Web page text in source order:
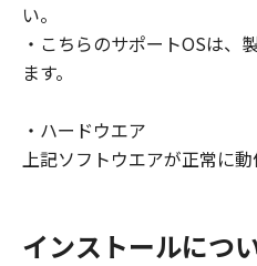
い。
・こちらのサポートOSは、
ます。
・ハードウエア
上記ソフトウエアが正常に
インストールにつ